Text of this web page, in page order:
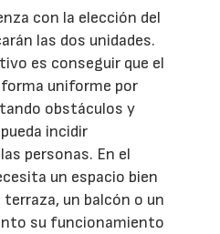
con la elección del
las dos unidades.
es conseguir que el
uniforme por
obstáculos y
incidir
personas. En el
un espacio bien
un balcón o un
su funcionamiento